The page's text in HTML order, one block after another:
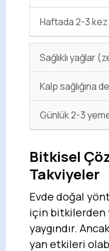
Haftada 2-3 kez
Sağlıklı yağlar
Kalp sağlığına
Günlük 2-3
Bitkisel
Takviyeler
Evde doğal
için bitkilerden
yaygındır.
yan etkileri